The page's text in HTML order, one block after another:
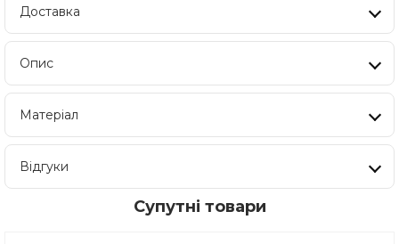
Доставка
Опис
Матеріал
Відгуки
Супутні товари